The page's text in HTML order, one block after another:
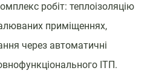
робіт: теплоізоляцію
приміщеннях,
через автоматичні
ІТП.